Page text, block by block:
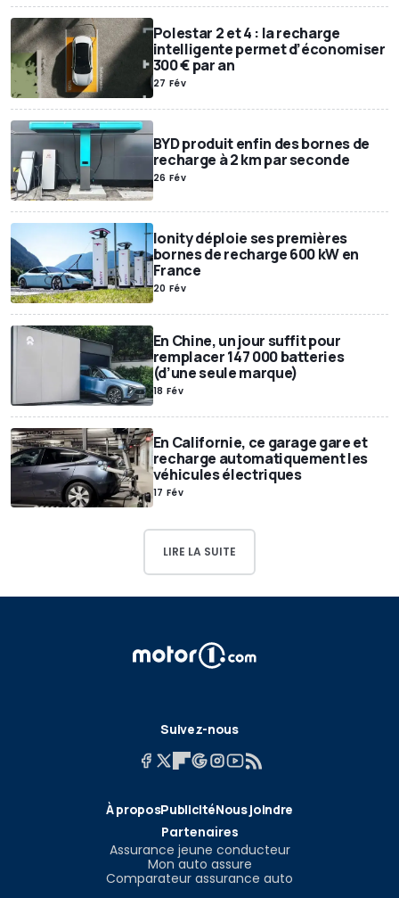
Polestar 2 et 4 : la recharge
intelligente permet d’économiser
300 € par an
27 Fév
BYD produit enfin des bornes de
recharge à 2 km par seconde
26 Fév
Ionity déploie ses premières
bornes de recharge 600 kW en
France
20 Fév
En Chine, un jour suffit pour
remplacer 147 000 batteries
(d’une seule marque)
18 Fév
En Californie, ce garage gare et
recharge automatiquement les
véhicules électriques
17 Fév
LIRE LA SUITE
Suivez-nous
À proposPublicitéNous joindre
Partenaires
Assurance jeune conducteur
Mon auto assure
Comparateur assurance auto